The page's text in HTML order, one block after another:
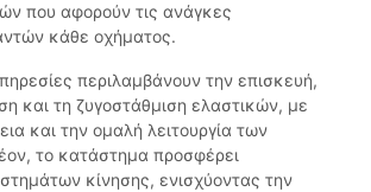
που αφορούν τις ανάγκες
κάθε οχήματος.
περιλαμβάνουν την επισκευή,
και τη ζυγοστάθμιση ελαστικών, με
και την ομαλή λειτουργία των
το κατάστημα προσφέρει
κίνησης, ενισχύοντας την